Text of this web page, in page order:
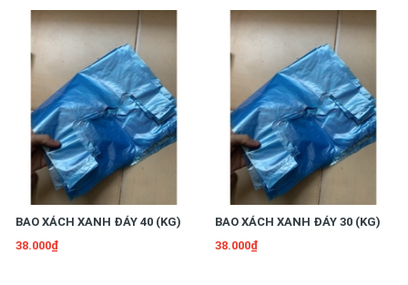
BAO XÁCH XANH ĐÁY 40 (KG)
38.000₫
BAO XÁCH XANH ĐÁY 30 (KG)
38.000₫